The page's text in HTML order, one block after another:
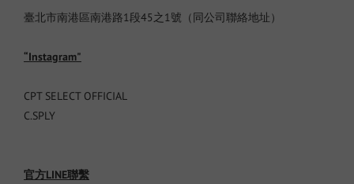
臺北市南港區南港路1段45之1號（同公司聯絡地址）
“Instagram"
CPT SELECT OFFICIAL
C.SPLY
官方LINE聯繫